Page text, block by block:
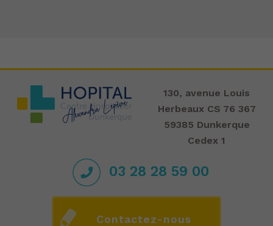
130, avenue Louis
Herbeaux CS 76 367
59385 Dunkerque
Cedex 1
03 28 28 59 00
Contactez-nous